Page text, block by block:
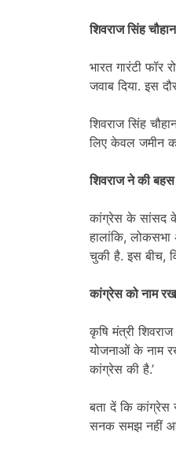
शिवराज सिंह
भारत गारंटी फॉर
जवाब दिया. इस
शिवराज सिंह
लिए केवल जमीन
शिवराज ने की
कांग्रेस के सांसद
हालांकि,
चुकी है. इस बीच,
कांग्रेस को नाम
कृषि मंत्री
योजनाओं के नाम
कांग्रेस की है.’
बता दें कि कांग्रेस
सनक समझ नहीं